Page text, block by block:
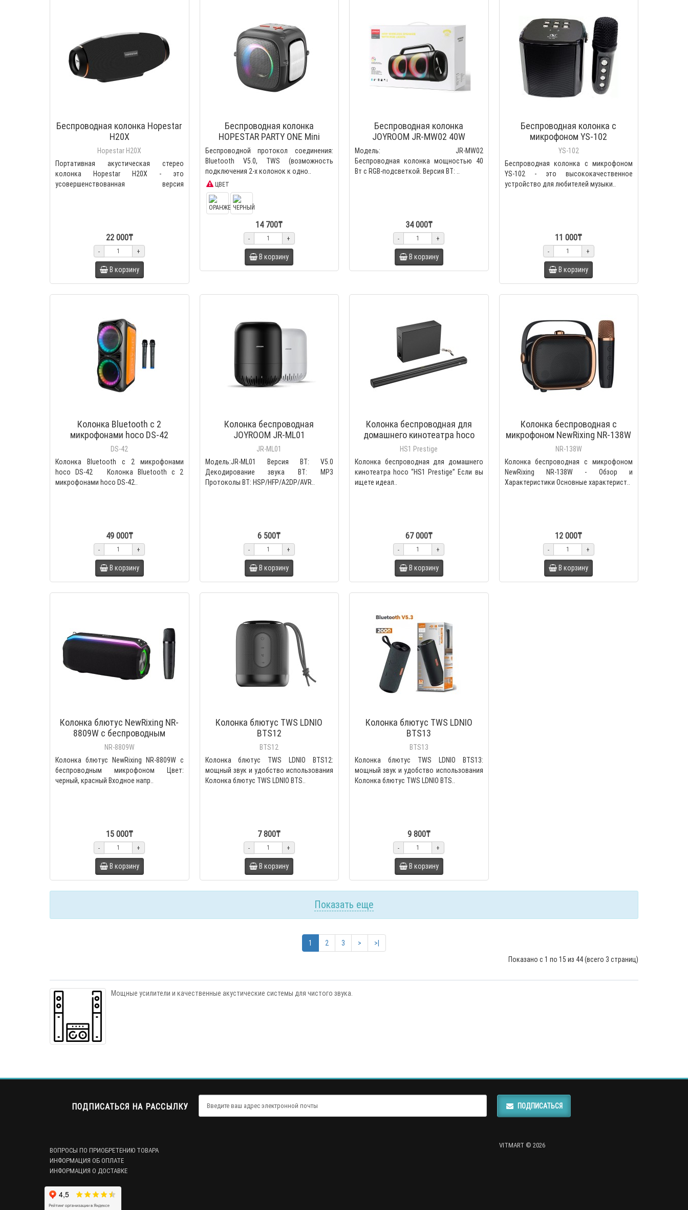
Беспроводная колонка Hopestar
H20X
Hopestar H20X
Портативная акустическая стерео
колонка Hopestar H20X - это
усовершенствованная версия
22 000₸
- +
В корзину
Беспроводная колонка
HOPESTAR PARTY ONE Mini
Беспроводной протокол соединения:
Bluetooth V5.0, TWS (возможность
подключения 2-х колонок к одно..
ЦВЕТ
14 700₸
- +
В корзину
Беспроводная колонка
JOYROOM JR-MW02 40W
Модель: JR-MW02
Беспроводная колонка мощностью 40
Вт с RGB-подсветкой. Версия BТ: ..
34 000₸
- +
В корзину
Беспроводная колонка с
микрофоном YS-102
YS-102
Беспроводная колонка с микрофоном
YS-102 - это высококачественное
устройство для любителей музыки..
11 000₸
- +
В корзину
Колонка Bluetooth с 2
микрофонами hoco DS-42
DS-42
Колонка Bluetooth с 2 микрофонами
hoco DS-42 Колонка Bluetooth с 2
микрофонами hoco DS-42..
49 000₸
- +
В корзину
Колонка беспроводная
JOYROOM JR-ML01
JR-ML01
Модель:JR-ML01 Версия BT: V5.0
Декодирование звука BT: MP3
Протоколы BT: HSP/HFP/A2DP/AVR..
6 500₸
- +
В корзину
Колонка беспроводная для
домашнего кинотеатра hoco
“HS1 Prestige”
HS1 Prestige
Колонка беспроводная для домашнего
кинотеатра hoco “HS1 Prestige” Если вы
ищете идеал..
67 000₸
- +
В корзину
Колонка беспроводная с
микрофоном NewRixing NR-138W
NR-138W
Колонка беспроводная с микрофоном
NewRixing NR-138W - Обзор и
Характеристики Основные характерист..
12 000₸
- +
В корзину
Колонка блютус NewRixing NR-
8809W с беспроводным
микрофоном
NR-8809W
Колонка блютус NewRixing NR-8809W с
беспроводным микрофоном Цвет:
черный, красный Входное напр..
15 000₸
- +
В корзину
Колонка блютус TWS LDNIO
BTS12
BTS12
Колонка блютус TWS LDNIO BTS12:
мощный звук и удобство использования
Колонка блютус TWS LDNIO BTS..
7 800₸
- +
В корзину
Колонка блютус TWS LDNIO
BTS13
BTS13
Колонка блютус TWS LDNIO BTS13:
мощный звук и удобство использования
Колонка блютус TWS LDNIO BTS..
9 800₸
- +
В корзину
Показать еще
1 2 3 >
>|
Показано с 1 по 15 из 44 (всего 3 страниц)
Мощные усилители и качественные акустические системы для чистого звука.
ПОДПИСАТЬСЯ НА РАССЫЛКУ ПОДПИСАТЬСЯ
ВОПРОСЫ ПО ПРИОБРЕТЕНИЮ ТОВАРА
ИНФОРМАЦИЯ ОБ ОПЛАТЕ
ИНФОРМАЦИЯ О ДОСТАВКЕ
VITMART © 2026